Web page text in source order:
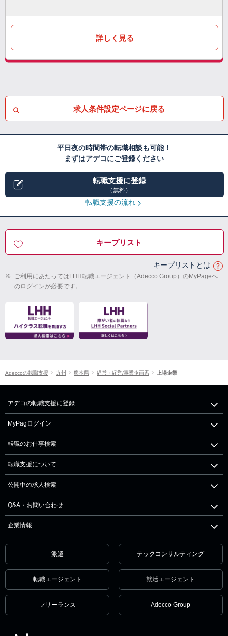
詳しく見る
求人条件設定ページに戻る
平日夜の時間帯の転職相談も可能！
まずはアデコにご登録ください
転職支援に登録
（無料）
転職支援の流れ
キープリスト
キープリストとは
※ ご利用にあたってはLHH転職エージェント（Adecco Group）のMyPageへ
のログインが必要です。
Adeccoの転職支援 九州 熊本県 経営・経営/事業企画系 上場企業
アデコの転職支援に登録
MyPagログイン
転職のお仕事検索
転職支援について
公開中の求人検索
Q&A・お問い合わせ
企業情報
派遣 テックコンサルティング
転職エージェント 就活エージェント
フリーランス Adecco Group